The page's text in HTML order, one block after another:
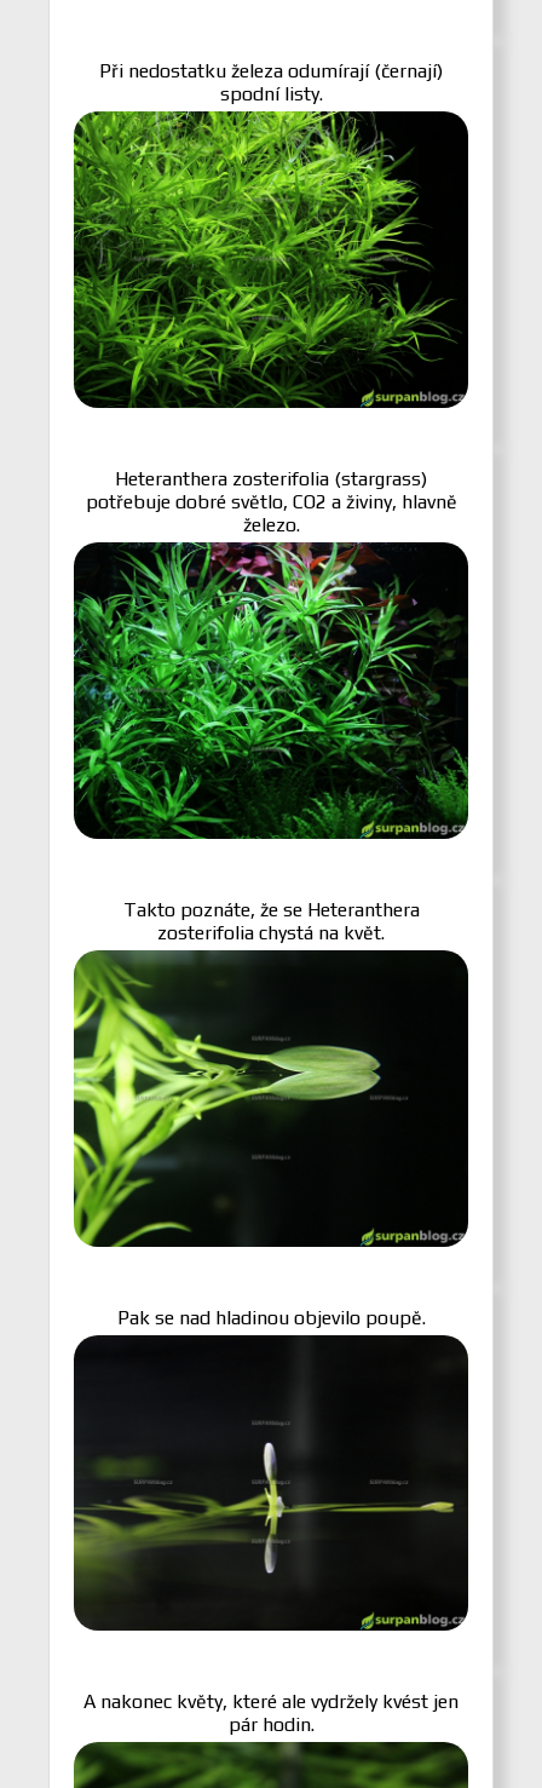
Při nedostatku železa odumírají (černají)
spodní listy.
Heteranthera zosterifolia (stargrass)
potřebuje dobré světlo, CO2 a živiny, hlavně
železo.
Takto poznáte, že se Heteranthera
zosterifolia chystá na květ.
Pak se nad hladinou objevilo poupě.
A nakonec květy, které ale vydržely kvést jen
pár hodin.